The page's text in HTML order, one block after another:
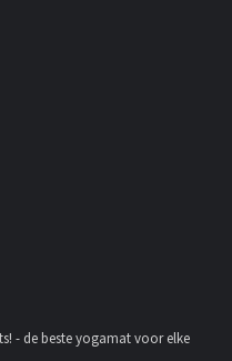
- de beste yogamat voor elke